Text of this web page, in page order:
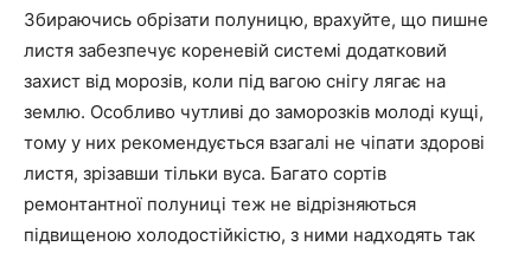
Збираючись обрізати полуницю, врахуйте, що пишне
листя забезпечує кореневій системі додатковий
захист від морозів, коли під вагою снігу лягає на
землю. Особливо чутливі до заморозків молоді кущі,
тому у них рекомендується взагалі не чіпати здорові
листя, зрізавши тільки вуса. Багато сортів
ремонтантної полуниці теж не відрізняються
підвищеною холодостійкістю, з ними надходять так